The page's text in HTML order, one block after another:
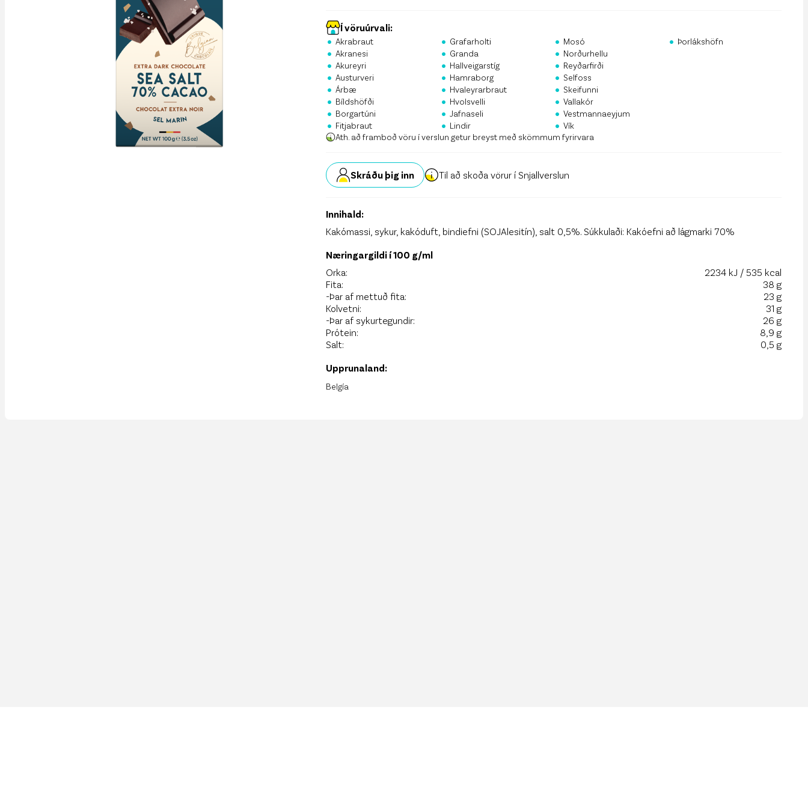
Skrá á póstlista
Í vöruúrvali:
• Akrabraut
• Akranesi
• Akureyri
• Austurveri
• Árbæ
• Bíldshöfði
• Borgartúni
• Fitjabraut
• Grafarholti
• Granda
• Hallveigarstíg
• Hamraborg
• Hvaleyrarbraut
• Hvolsvelli
• Jafnaseli
• Lindir
• Mosó
• Norðurhellu
• Reyðarfirði
• Selfoss
• Skeifunni
• Vallakór
• Vestmannaeyjum
• Vík
• Þorlákshöfn
Ath. að framboð vöru í verslun getur breyst með skömmum fyrirvara
Skráðu þig inn Til að skoða vörur í Snjallverslun
Innihald:
Kakómassi, sykur, kakóduft, bindiefni (SOJAlesitín), salt 0,5%. Súkkulaði: Kakóefni að lágmarki 70%
Næringargildi í 100 g/ml
Orka:
2234 kJ / 535 kcal
Fita:
38 g
-Þar af mettuð fita:
23 g
Kolvetni:
31 g
-Þar af sykurtegundir:
26 g
Prótein:
8,9 g
Salt:
0,5 g
Upprunaland:
Belgía